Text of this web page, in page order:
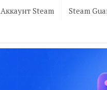
Аккаунт Steam Steam